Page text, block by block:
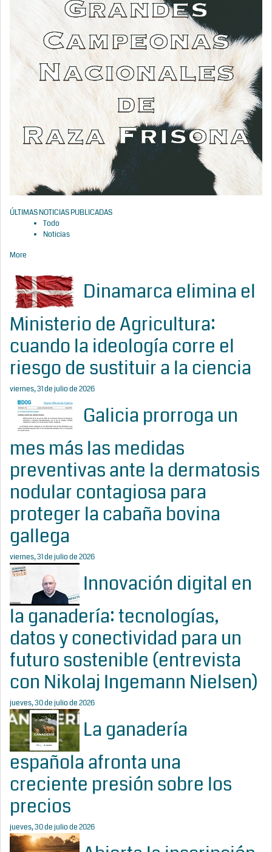
ÚLTIMAS NOTICIAS PUBLICADAS
Todo
Noticias
More
Dinamarca elimina el
Ministerio de Agricultura:
cuando la ideología corre el
riesgo de sustituir a la ciencia
viernes, 31 de julio de 2026
Galicia prorroga un
mes más las medidas
preventivas ante la dermatosis
nodular contagiosa para
proteger la cabaña bovina
gallega
viernes, 31 de julio de 2026
Innovación digital en
la ganadería: tecnologías,
datos y conectividad para un
futuro sostenible (entrevista
con Nikolaj Ingemann Nielsen)
jueves, 30 de julio de 2026
La ganadería
española afronta una
creciente presión sobre los
precios
jueves, 30 de julio de 2026